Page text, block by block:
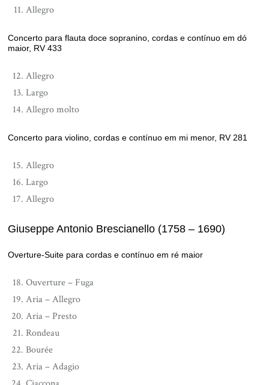
Allegro
Concerto para flauta doce sopranino, cordas e contínuo em dó
maior, RV 433
Allegro
Largo
Allegro molto
Concerto para violino, cordas e contínuo em mi menor, RV 281
Allegro
Largo
Allegro
Giuseppe Antonio Brescianello (1758 – 1690)
Overture-Suite para cordas e contínuo em ré maior
Ouverture – Fuga
Aria – Allegro
Aria – Presto
Rondeau
Bourée
Aria – Adagio